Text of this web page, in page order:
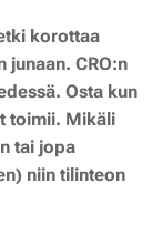
korottaa
junaan. CRO:n
Osta kun
toimii. Mikäli
tai jopa
niin tilinteon